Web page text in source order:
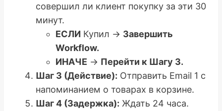
совершил ли клиент покупку за эти 30
минут.
ЕСЛИ Купил -> Завершить
Workflow.
ИНАЧЕ -> Перейти к Шагу 3.
Шаг 3 (Действие): Отправить Email 1 с
напоминанием о товарах в корзине.
Шаг 4 (Задержка): Ждать 24 часа.